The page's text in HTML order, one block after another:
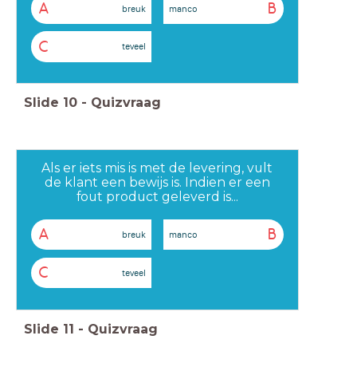
A breuk B
manco
C teveel
Slide 10 - Quizvraag
Als er iets mis is met de levering, vult
de klant een bewijs is. Indien er een
fout product geleverd is...
A breuk B
manco
C teveel
Slide 11 - Quizvraag